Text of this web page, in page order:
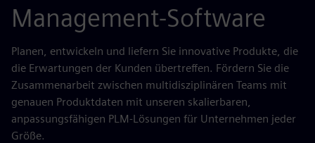
Management-Software
Planen, entwickeln und liefern Sie innovative Produkte, die
die Erwartungen der Kunden übertreffen. Fördern Sie die
Zusammenarbeit zwischen multidisziplinären Teams mit
genauen Produktdaten mit unseren skalierbaren,
anpassungsfähigen PLM-Lösungen für Unternehmen jeder
Größe.